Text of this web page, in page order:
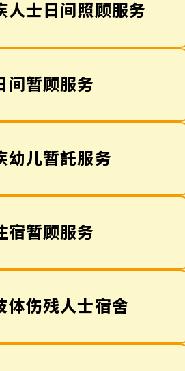
人士日间照顾服务
间暂顾服务
幼儿暂託服务
宿暂顾服务
体伤残人士宿舍